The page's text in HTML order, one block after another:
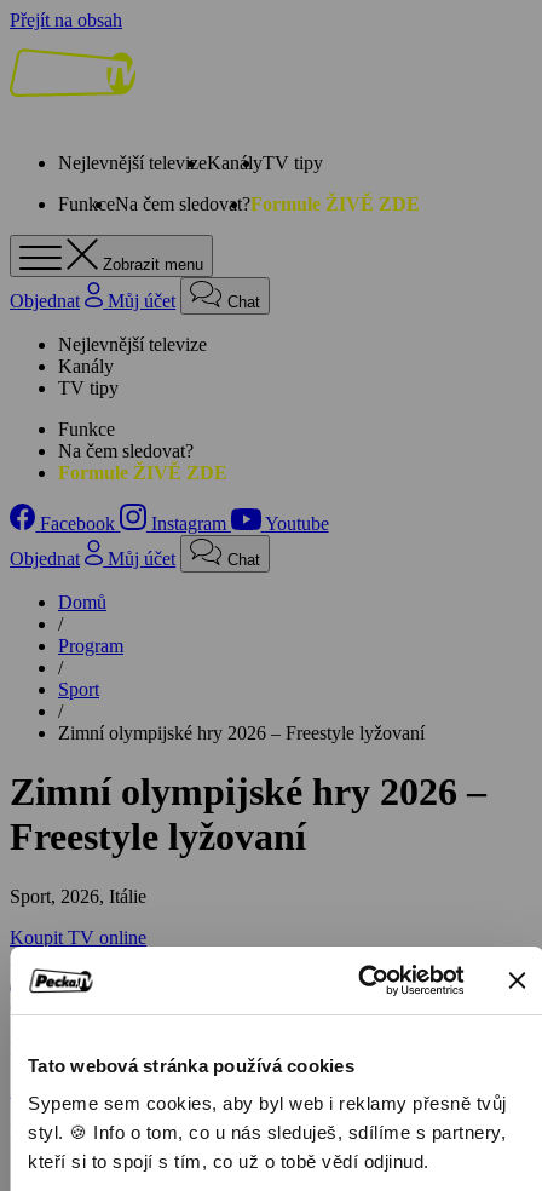
Tato webová stránka používá cookies
Sypeme sem cookies, aby byl web i reklamy přesně tvůj
styl. 🍪 Info o tom, co u nás sleduješ, sdílíme s partnery,
kteří si to spojí s tím, co už o tobě vědí odjinud.
Přejít na obsah
Nejlevnější televizeKanályTV tipy
FunkceNa čem sledovat?Formule ŽIVĚ ZDE
Zobrazit menu
Objednat Můj účet Chat
Nejlevnější televize
Kanály
TV tipy
Funkce
Na čem sledovat?
Formule ŽIVĚ ZDE
Facebook Instagram
Youtube
Objednat
Můj účet Chat
Domů
/
Program
/
Sport
/
Zimní olympijské hry 2026 – Freestyle lyžovaní
Zimní olympijské hry 2026 –
Freestyle lyžovaní
Sport, 2026, Itálie
Koupit TV online
Hodnocení:
Pořad aktuálně není v nabídce